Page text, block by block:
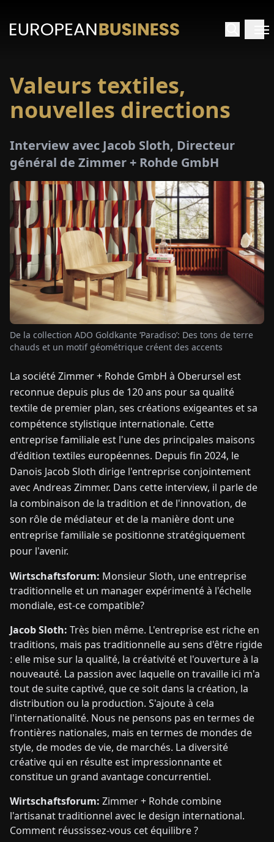
ENDEFRESITNLPL HU
CONTACTEZ-
NOUS
Valeurs textiles,
nouvelles directions
Interview avec Jacob Sloth, Directeur
général de Zimmer + Rohde GmbH
De la collection ADO Goldkante ‘Paradiso’: Des tons de terre
chauds et un motif géométrique créent des accents
La société Zimmer + Rohde GmbH à Oberursel est
reconnue depuis plus de 120 ans pour sa qualité
textile de premier plan, ses créations exigeantes et sa
compétence stylistique internationale. Cette
entreprise familiale est l'une des principales maisons
d'édition textiles européennes. Depuis fin 2024, le
Danois Jacob Sloth dirige l'entreprise conjointement
avec Andreas Zimmer. Dans cette interview, il parle de
la combinaison de la tradition et de l'innovation, de
son rôle de médiateur et de la manière dont une
entreprise familiale se positionne stratégiquement
pour l'avenir.
Wirtschaftsforum: Monsieur Sloth, une entreprise
traditionnelle et un manager expérimenté à l'échelle
mondiale, est-ce compatible?
Jacob Sloth: Très bien même. L'entreprise est riche en
traditions, mais pas traditionnelle au sens d'être rigide
: elle mise sur la qualité, la créativité et l'ouverture à la
nouveauté. La passion avec laquelle on travaille ici m'a
tout de suite captivé, que ce soit dans la création, la
distribution ou la production. S'ajoute à cela
l'internationalité. Nous ne pensons pas en termes de
frontières nationales, mais en termes de mondes de
style, de modes de vie, de marchés. La diversité
créative qui en résulte est impressionnante et
constitue un grand avantage concurrentiel.
Wirtschaftsforum: Zimmer + Rohde combine
l'artisanat traditionnel avec le design international.
Comment réussissez-vous cet équilibre ?